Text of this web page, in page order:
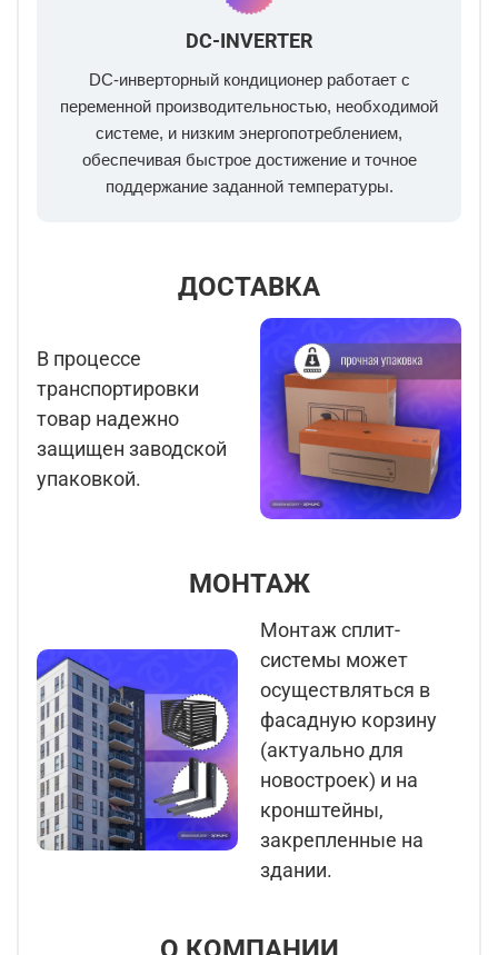
DC-INVERTER
DC-инверторный кондиционер работает с
переменной производительностью, необходимой
системе, и низким энергопотреблением,
обеспечивая быстрое достижение и точное
поддержание заданной температуры.
ДОСТАВКА
В процессе
транспортировки
товар надежно
защищен заводской
упаковкой.
МОНТАЖ
Монтаж сплит-
системы может
осуществляться в
фасадную корзину
(актуально для
новостроек) и на
кронштейны,
закрепленные на
здании.